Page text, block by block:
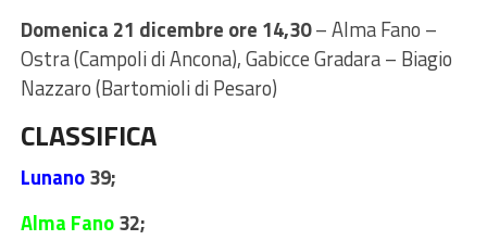
Domenica 21 dicembre ore 14,30– Alma Fano –
Ostra (Campoli di Ancona), Gabicce Gradara – Biagio
Nazzaro (Bartomioli di Pesaro)
CLASSIFICA
Lunano39;
Alma Fano32;